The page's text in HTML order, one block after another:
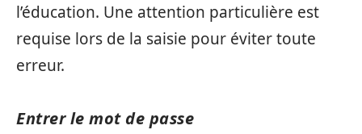
l’éducation. Une attention particulière est
requise lors de la saisie pour éviter toute
erreur.
Entrer le mot de passe